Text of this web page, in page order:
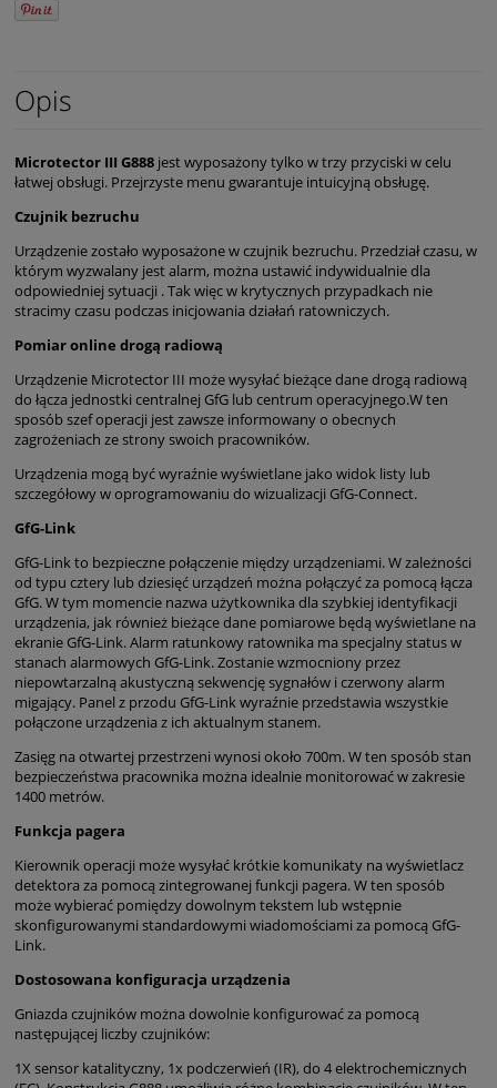
Opis
Microtector III G888 jest wyposażony tylko w trzy przyciski w celu
łatwej obsługi. Przejrzyste menu gwarantuje intuicyjną obsługę.
Czujnik bezruchu
Urządzenie zostało wyposażone w czujnik bezruchu. Przedział czasu, w
którym wyzwalany jest alarm, można ustawić indywidualnie dla
odpowiedniej sytuacji . Tak więc w krytycznych przypadkach nie
stracimy czasu podczas inicjowania działań ratowniczych.
Pomiar online drogą radiową
Urządzenie Microtector III może wysyłać bieżące dane drogą radiową
do łącza jednostki centralnej GfG lub centrum operacyjnego.W ten
sposób szef operacji jest zawsze informowany o obecnych
zagrożeniach ze strony swoich pracowników.
Urządzenia mogą być wyraźnie wyświetlane jako widok listy lub
szczegółowy w oprogramowaniu do wizualizacji GfG-Connect.
GfG-Link
GfG-Link to bezpieczne połączenie między urządzeniami. W zależności
od typu cztery lub dziesięć urządzeń można połączyć za pomocą łącza
GfG. W tym momencie nazwa użytkownika dla szybkiej identyfikacji
urządzenia, jak również bieżące dane pomiarowe będą wyświetlane na
ekranie GfG-Link. Alarm ratunkowy ratownika ma specjalny status w
stanach alarmowych GfG-Link. Zostanie wzmocniony przez
niepowtarzalną akustyczną sekwencję sygnałów i czerwony alarm
migający. Panel z przodu GfG-Link wyraźnie przedstawia wszystkie
połączone urządzenia z ich aktualnym stanem.
Zasięg na otwartej przestrzeni wynosi około 700m. W ten sposób stan
bezpieczeństwa pracownika można idealnie monitorować w zakresie
1400 metrów.
Funkcja pagera
Kierownik operacji może wysyłać krótkie komunikaty na wyświetlacz
detektora za pomocą zintegrowanej funkcji pagera. W ten sposób
może wybierać pomiędzy dowolnym tekstem lub wstępnie
skonfigurowanymi standardowymi wiadomościami za pomocą GfG-
Link.
Dostosowana konfiguracja urządzenia
Gniazda czujników można dowolnie konfigurować za pomocą
następującej liczby czujników:
1X sensor katalityczny, 1x podczerwień (IR), do 4 elektrochemicznych